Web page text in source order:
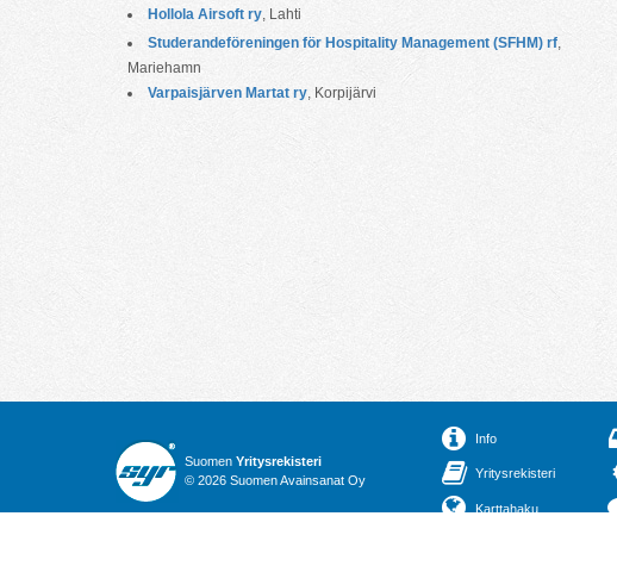
Hollola Airsoft ry, Lahti
Studerandeföreningen för Hospitality Management (SFHM) rf,
Mariehamn
Varpaisjärven Martat ry, Korpijärvi
Suomen Yritysrekisteri
© 2026 Suomen Avainsanat Oy
Info
Yritysrekisteri
Karttahaku